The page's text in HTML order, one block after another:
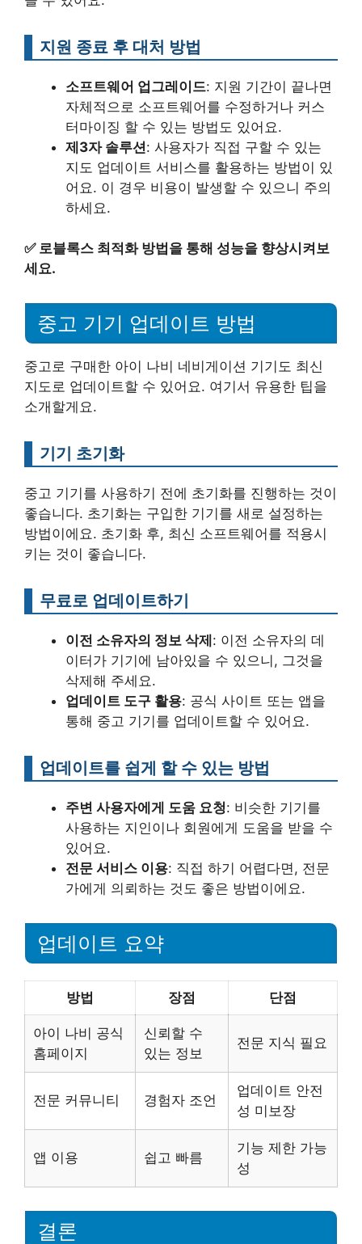
지원 종료 후 대처 방법
소프트웨어 업그레이드: 지원 기간이 끝나면
자체적으로 소프트웨어를 수정하거나 커스
터마이징 할 수 있는 방법도 있어요.
제3자 솔루션: 사용자가 직접 구할 수 있는
지도 업데이트 서비스를 활용하는 방법이 있
어요. 이 경우 비용이 발생할 수 있으니 주의
하세요.
✅ 로블록스 최적화 방법을 통해 성능을 향상시켜보
세요.
중고 기기 업데이트 방법
중고로 구매한 아이 나비 네비게이션 기기도 최신
지도로 업데이트할 수 있어요. 여기서 유용한 팁을
소개할게요.
기기 초기화
중고 기기를 사용하기 전에 초기화를 진행하는 것이
좋습니다. 초기화는 구입한 기기를 새로 설정하는
방법이에요. 초기화 후, 최신 소프트웨어를 적용시
키는 것이 좋습니다.
무료로 업데이트하기
이전 소유자의 정보 삭제: 이전 소유자의 데
이터가 기기에 남아있을 수 있으니, 그것을
삭제해 주세요.
업데이트 도구 활용: 공식 사이트 또는 앱을
통해 중고 기기를 업데이트할 수 있어요.
업데이트를 쉽게 할 수 있는 방법
주변 사용자에게 도움 요청: 비슷한 기기를
사용하는 지인이나 회원에게 도움을 받을 수
있어요.
전문 서비스 이용: 직접 하기 어렵다면, 전문
가에게 의뢰하는 것도 좋은 방법이에요.
업데이트 요약
방법 장점 단점
아이 나비 공식
홈페이지
신뢰할 수
있는 정보
전문 지식 필요
전문 커뮤니티 경험자 조언
업데이트 안전
성 미보장
앱 이용 쉽고 빠름
기능 제한 가능
성
결론